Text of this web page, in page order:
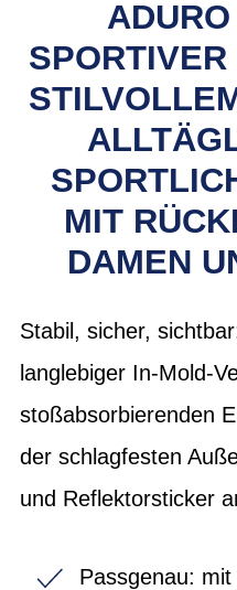
MIT
DAMEN
Stabil, sicher,
langlebiger In-Mold-
stoßabsorbierenden
der schlagfesten
und Reflektorsticker
Passgenau: